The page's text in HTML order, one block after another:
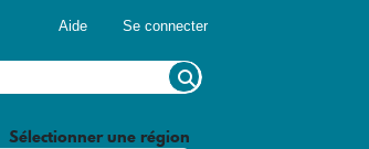
Aide Se connecter
Sélectionner une région